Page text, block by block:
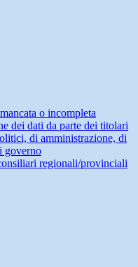
o incompleta
dei dati da parte dei titolari
di amministrazione, di
governo
regionali/provinciali